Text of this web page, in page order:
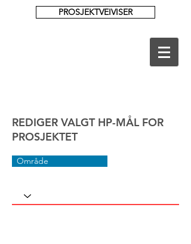
PROSJEKTVEIVISER
REDIGER VALGT HP-MÅL FOR
PROSJEKTET
Område